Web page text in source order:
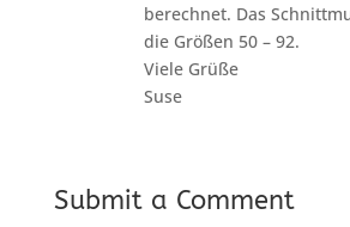
berechnet. Das
die Größen 50 – 92.
Viele Grüße
Suse
Submit a Comment